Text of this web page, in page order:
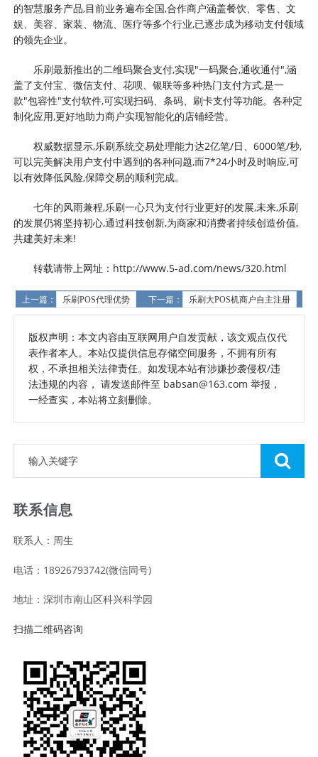
的智慧服务产品,目前业务遍布全国,合作商户涵盖餐饮、零售、文
娱、美容、家装、物流、医疗等多个行业,已逐步成为移动支付领域
的领先企业。
乐刷最新推出的二维码聚合支付,实现"一码聚合,通收通付",涵
盖了支付宝、微信支付、花呗、银联等多种热门支付方式,是一
款"包容性"支付软件,可实现扫码、条码、刷卡支付等功能。各种定
制化应用,更好地助力商户实现智能化的店铺经营。
权威数据显示,乐刷系统交易处理能力达2亿笔/日、6000笔/秒,
可以完美解决用户支付中遇到的各种问题,而7*24小时及时响应,可
以有效降低风险,保障交易的顺利完成。
七年的风雨兼程,乐刷一心只为支付行业更好的发展,未来,乐刷
的发展仍将坚持初心,通过科技创新,为商家和消费者持续创造价值,
共建美好未来!
转载请带上网址：http://www.5-ad.com/news/320.html
上一篇： 乐刷POS代理优势 下一篇： 乐刷大POS机商户自主注册
版权声明：本文内容由互联网用户自发贡献，该文观点仅代
表作者本人。本站仅提供信息存储空间服务，不拥有所有
权，不承担相关法律责任。如发现本站有涉嫌抄袭侵权/违
法违规的内容， 请发送邮件至 babsan@163.com 举报，
一经查实，本站将立刻删除。
联系信息
联系人：周生
电话：18926793742(微信同号)
地址：深圳市南山区科兴科学园
扫描二维码咨询